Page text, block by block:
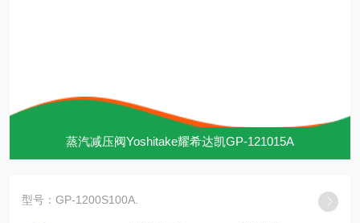
蒸汽减压阀Yoshitake耀希达凯GP-121015A
型号：GP-1200S100A.